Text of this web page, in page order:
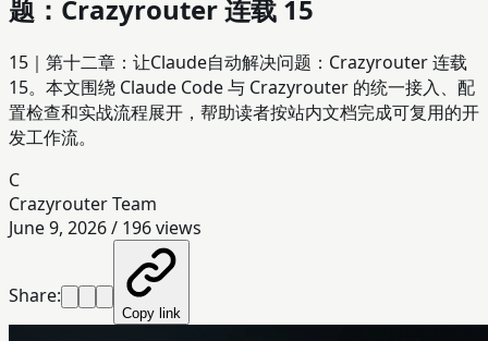
题：Crazyrouter 连载 15
15｜第十二章：让Claude自动解决问题：Crazyrouter 连载
15。本文围绕 Claude Code 与 Crazyrouter 的统一接入、配
置检查和实战流程展开，帮助读者按站内文档完成可复用的开
发工作流。
C
Crazyrouter Team
June 9, 2026/ 196views
Share:
Copy link